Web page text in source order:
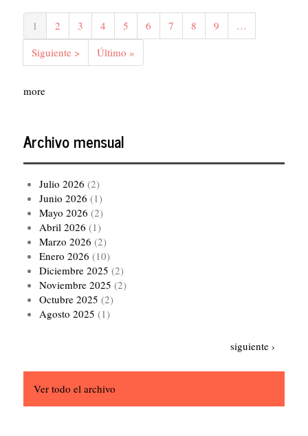
Paginación
Página
actual
1 Página
2 Página
3 Página
4 Página
5 Página
6 Página
7 Página
8 Página
9
…
Siguiente
página
Siguiente >
Última
página
Último »
more
Archivo mensual
Julio 2026 (2)
Junio 2026 (1)
Mayo 2026 (2)
Abril 2026 (1)
Marzo 2026 (2)
Enero 2026 (10)
Diciembre 2025 (2)
Noviembre 2025 (2)
Octubre 2025 (2)
Agosto 2025 (1)
Siguiente
siguiente ›
Ver todo el archivo